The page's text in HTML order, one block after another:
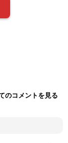
のコメントを見る